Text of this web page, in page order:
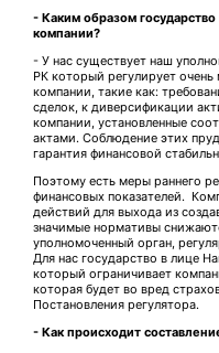
- Каким образом
компании?
- У нас существует наш
РК который регулирует
компании, такие как:
сделок, к диверсификации
компании, установленные
актами. Соблюдение этих
гарантия финансовой
Поэтому есть меры раннего
финансовых показателей.
действий для выхода из
значимые нормативы
уполномоченный орган,
Для нас государство в лице
который ограничивает
которая будет во вред
Постановления регулятора.
- Как происходит